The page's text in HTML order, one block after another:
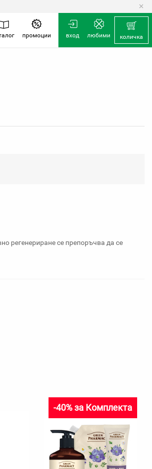
×
вход любими количка
промоции
регенериране се препоръчва да се
-40% за Комплекта